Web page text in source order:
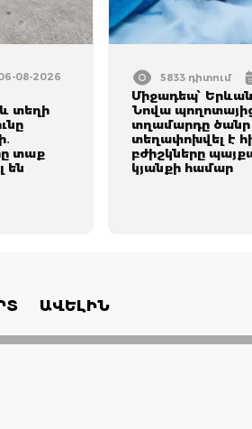
06-08-2026
տեղի
տաք
են
5833 դիտում
Միջադեպ՝
Նովա
տղամարդը ծանր
տեղափոխվել է
բժիշկները
կյանքի համար
ԱՎԵԼԻՆ